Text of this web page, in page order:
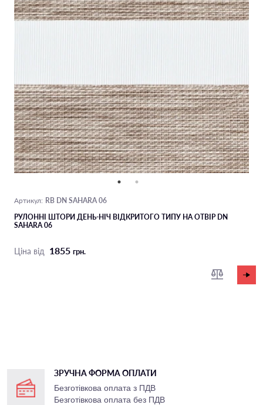
Артикул: RB DN SAHARA 06
РУЛОННІ ШТОРИ ДЕНЬ-НІЧ ВІДКРИТОГО ТИПУ НА ОТВІР DN
SAHARA 06
Ціна від 1855 грн.
ЗРУЧНА ФОРМА ОПЛАТИ
Безготівкова оплата з ПДВ
Безготівкова оплата без ПДВ